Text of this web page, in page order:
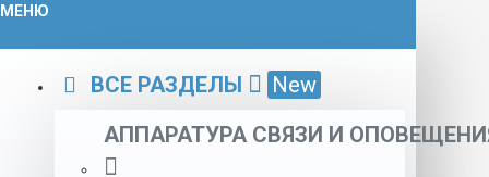
МЕНЮ
ВСЕ РАЗДЕЛЫ
New
АППАРАТУРА СВЯЗИ И